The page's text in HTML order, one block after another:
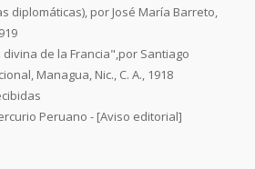
diplomáticas), por José María Barreto,
de la Francia",por Santiago
Managua, Nic., C. A., 1918
Peruano - [Aviso editorial]